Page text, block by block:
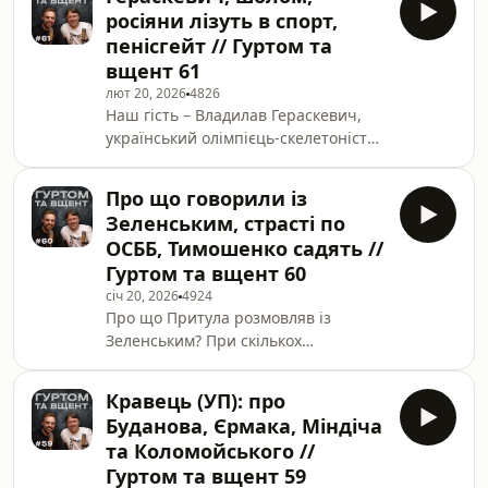
————Сп
Ціль: 932 625.00 ₴🔗Посилання на
банкуhttps://send.monobank.ua/jar/
Квитки на тур Антона (США та
Канада): https://linktr.ee/tymoshenkoontour
————Квитки на моновиставу
Бєднякова:https://uadd.me/biedniakov ———-
Якщо ви хочете, щоб ми про ва
росіяни лізуть в спорт,
пенісгейт // Гуртом та
вщент 61
лют 20, 20264826
Наш гість – Владилав Гераскевич,
український олімпієць-скелетоніст
«Гуртом та вщент» збираємо на
денні дрони-перехоплювачі
ворожих БпЛА, аби захистити наше
небо.Серед усіх донатів будь-якого
розміру розіграємо стартовий біб
Владислава Гераскевича зі змагань у
Піденній Кореї.🔗Посилання на
банкуhttps://send.monobank.ua/jar/
Також спільн
Про що говорили із
Зеленським, страсті по
ОСББ, Тимошенко садять //
Гуртом та вщент 60
січ 20, 20264924
Про що Притула розмовляв із
Зеленським? При скількох
Коломойським? Що краще: ОСББ чи
управляюча компанія? Поговорили з
Антоном про актуальне, смішне та
наболіле. Заварюйте чайок (мівіну,
Кравець (УП): про
Буданова, Єрмака, Міндіча
та Коломойського //
Гуртом та вщент 59